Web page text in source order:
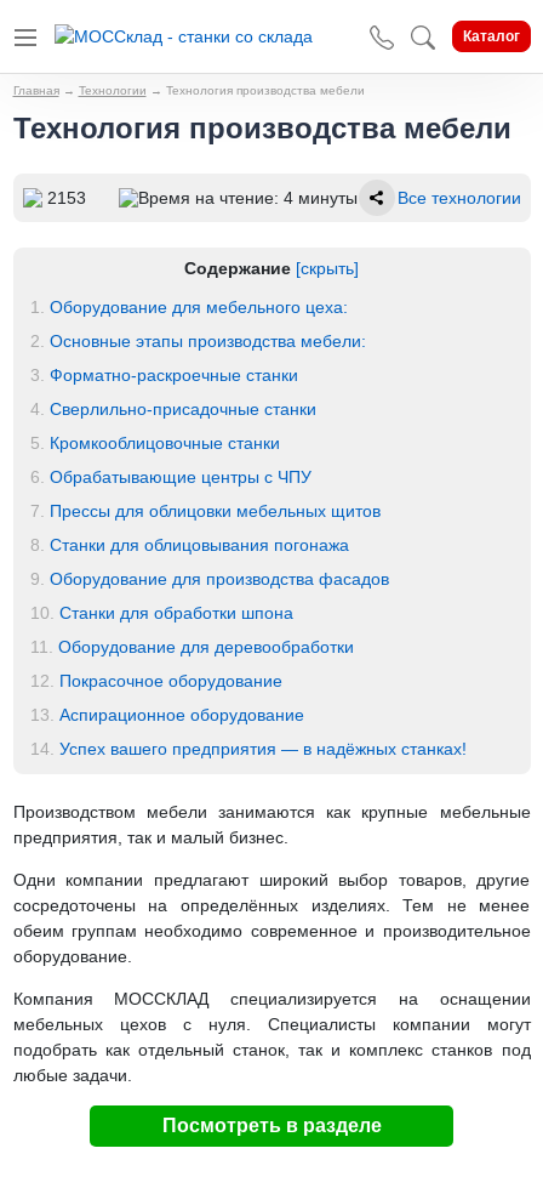
Каталог
Главная → Технологии → Технология производства мебели
Технология производства мебели
2153 Время на чтение: 4 минуты Все технологии
Содержание [скрыть]
1.
Оборудование для мебельного цеха:
2. Основные этапы производства мебели:
3. Форматно-раскроечные станки
4. Cверлильно-присадочные станки
5.
Кромкооблицовочные станки
6. Обрабатывающие центры с ЧПУ
7.
Прессы для облицовки мебельных щитов
8. Станки для облицовывания погонажа
9. Оборудование для производства фасадов
10. Станки для обработки шпона
11.
Оборудование для деревообработки
12.
Покрасочное оборудование
13. Аспирационное оборудование
14. Успех вашего предприятия — в надёжных станках!
Производством мебели занимаются как крупные мебельные
предприятия, так и малый бизнес.
Одни компании предлагают широкий выбор товаров, другие
сосредоточены на определённых изделиях. Тем не менее
обеим группам необходимо современное и производительное
оборудование.
Компания МОССКЛАД специализируется на оснащении
мебельных цехов с нуля. Специалисты компании могут
подобрать как отдельный станок, так и комплекс станков под
любые задачи.
Посмотреть в разделе